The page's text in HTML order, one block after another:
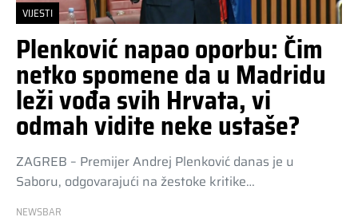
VIJESTI
Plenković napao oporbu: Čim
netko spomene da u Madridu
leži vođa svih Hrvata, vi
odmah vidite neke ustaše?
ZAGREB – Premijer Andrej Plenković danas je u
Saboru, odgovarajući na žestoke kritike…
NEWSBAR